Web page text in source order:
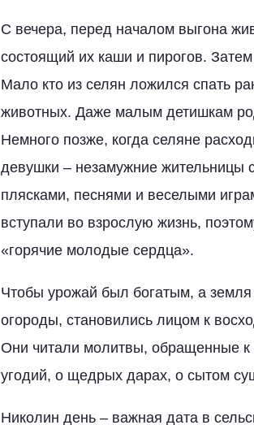
С вечера, перед началом выгона
состоящий их каши и пирогов.
Мало кто из селян ложился спать
животных. Даже малым детишкам
Немного позже, когда селяне
девушки – незамужние жительницы
плясками, песнями и веселыми
вступали во взрослую жизнь,
«горячие молодые сердца».
Чтобы урожай был богатым, а
огороды, становились лицом к
Они читали молитвы, обращенные к
угодий, о щедрых дарах, о сытом
Николин день – важная дата в